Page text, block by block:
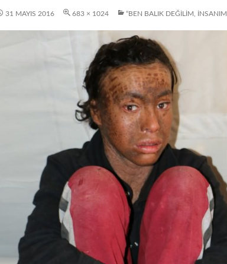
31 MAYIS 2016 683 × 1024 “BEN BALIK DEĞILIM,